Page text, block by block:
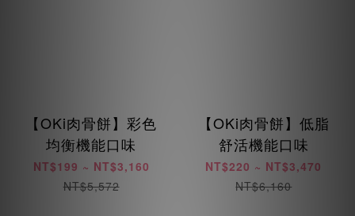
【OKi肉骨餅】彩色
均衡機能口味
NT$199 ~ NT$3,160
NT$5,572
【OKi肉骨餅】低脂
舒活機能口味
NT$220 ~ NT$3,470
NT$6,160